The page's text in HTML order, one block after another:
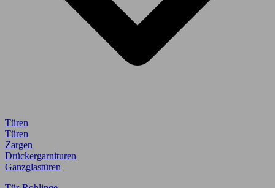
Türen
Türen
Zargen
Drückergarnituren
Ganzglastüren